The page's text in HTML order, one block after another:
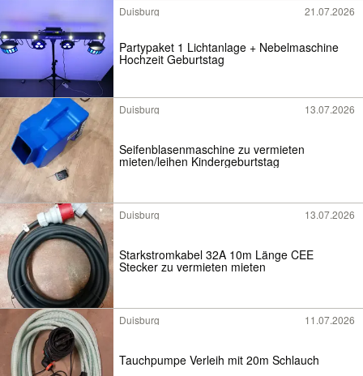
Duisburg 21.07.2026
Partypaket 1 Lichtanlage + Nebelmaschine
Hochzeit Geburtstag
Duisburg 13.07.2026
Seifenblasenmaschine zu vermieten
mieten/leihen Kindergeburtstag
Duisburg 13.07.2026
Starkstromkabel 32A 10m Länge CEE
Stecker zu vermieten mieten
Duisburg 11.07.2026
Tauchpumpe Verleih mit 20m Schlauch